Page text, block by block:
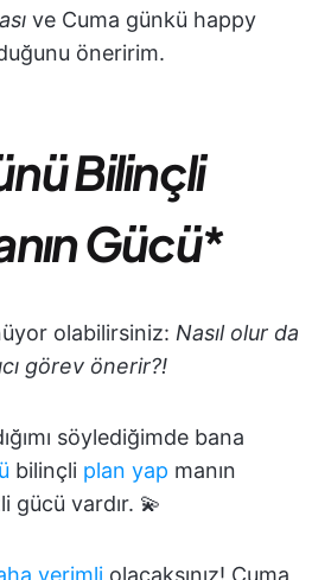
ve Cuma günkü happy
öneririm.
Bilinçli
Gücü*
olabilirsiniz: Nasıl olur da
görev önerir?!
söylediğimde bana
bilinçli plan yap manın
gücü vardır. 💫
verimli olacaksınız! Cuma